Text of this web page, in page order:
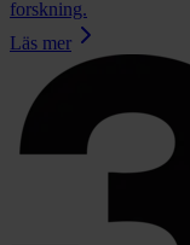
forskning.
Läs mer